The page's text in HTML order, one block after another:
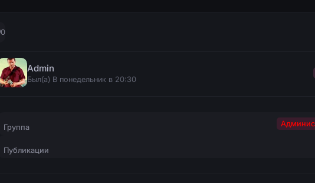
0
Admin
Был(а) В понедельник в 20:30
Группа
Публикации